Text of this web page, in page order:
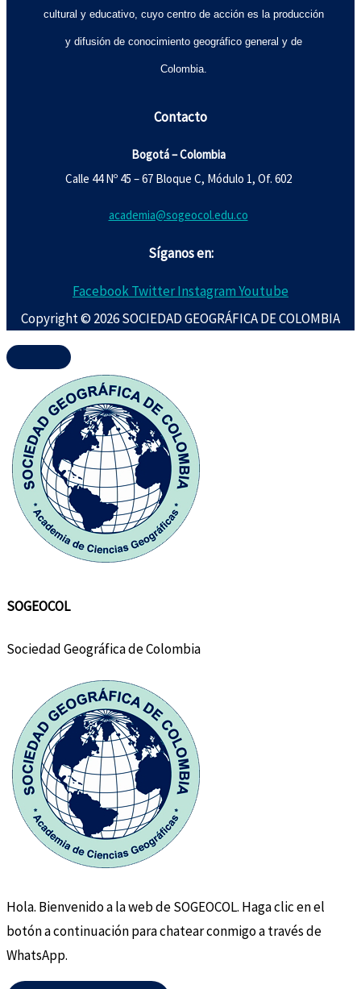
cultural y educativo, cuyo centro de acción es la producción
y difusión de conocimiento geográfico general y de
Colombia.
Contacto
Bogotá – Colombia
Calle 44 Nº 45 – 67 Bloque C, Módulo 1, Of. 602
academia@sogeocol.edu.co
Síganos en:
FacebookTwitterInstagramYoutube
Copyright © 2026 SOCIEDAD GEOGRÁFICA DE COLOMBIA
SOGEOCOL
Sociedad Geográfica de Colombia
Hola. Bienvenido a la web de SOGEOCOL. Haga clic en el
botón a continuación para chatear conmigo a través de
WhatsApp.